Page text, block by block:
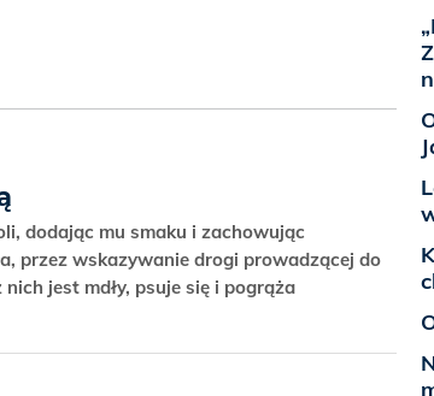
dodając mu smaku i zachowując
przez wskazywanie drogi prowadzącej do
jest mdły, psuje się i pogrąża